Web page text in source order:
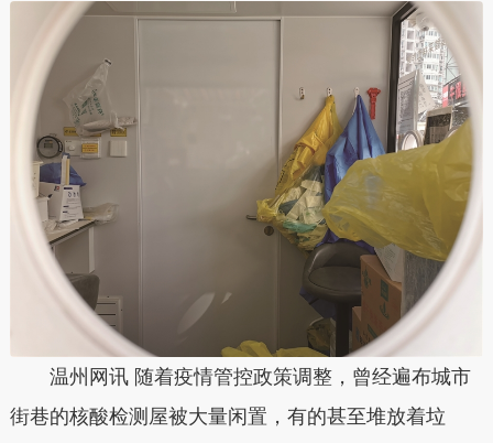
温州网讯 随着疫情管控政策调整，曾经遍布城市
街巷的核酸检测屋被大量闲置，有的甚至堆放着垃